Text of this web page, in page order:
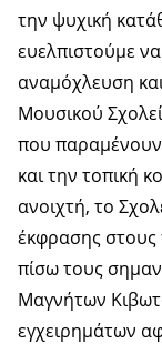
την ψυχική
ευελπιστούμε
αναμόχλευση
Μουσικού
που παραμένουν
και την τοπική
ανοιχτή, το
έκφρασης
πίσω τους
Μαγνήτων
εγχειρημάτων